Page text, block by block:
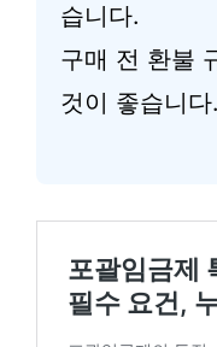
습니다.
구매 전 환불
것이 좋습니다.